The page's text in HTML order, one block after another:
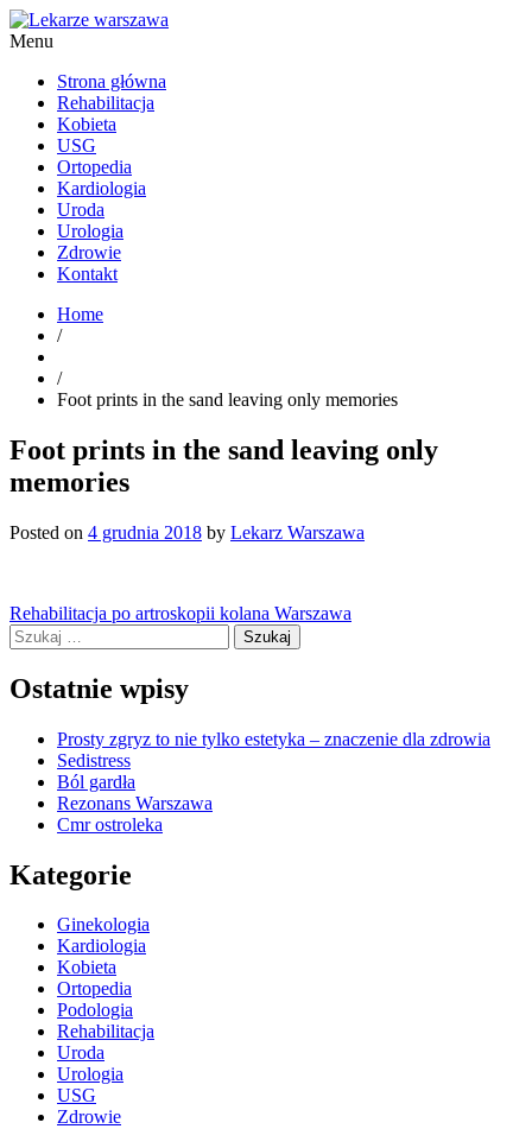
Menu
Strona główna
Rehabilitacja
Kobieta
USG
Ortopedia
Kardiologia
Uroda
Urologia
Zdrowie
Kontakt
Home
/
/
Foot prints in the sand leaving only memories
Foot prints in the sand leaving only
memories
Posted on 4 grudnia 2018 by Lekarz Warszawa
Nawigacja
wpisu
Rehabilitacja po artroskopii kolana Warszawa
Szukaj:
Ostatnie wpisy
Prosty zgryz to nie tylko estetyka – znaczenie dla zdrowia
Sedistress
Ból gardła
Rezonans Warszawa
Cmr ostroleka
Kategorie
Ginekologia
Kardiologia
Kobieta
Ortopedia
Podologia
Rehabilitacja
Uroda
Urologia
USG
Zdrowie